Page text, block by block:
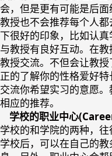
会，但是更有可能是后面
教授也不会推荐每个人
下很好的印象，比如认
与教授有良好互动。在
教授交流。不但会让教
正的了解你的性格爱好
交流你希望实习的意愿
相应的推荐。
学校的职业中心
学校的和学院的两种，
学校后，可以在自己的